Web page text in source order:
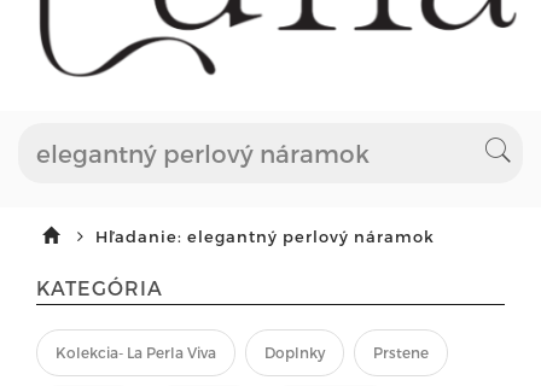
Hľadanie: elegantný perlový náramok
KATEGÓRIA
Kolekcia- La Perla Viva Doplnky Prstene